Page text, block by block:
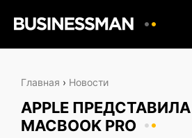
Главная › Новости
APPLE
MACBOOK PRO